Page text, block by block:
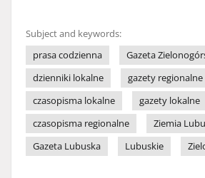
Subject and keywords:
prasa codzienna
Gazeta
dzienniki lokalne
gazety regionalne
czasopisma lokalne
gazety lokalne
czasopisma regionalne
Ziemia
Gazeta Lubuska
Lubuskie